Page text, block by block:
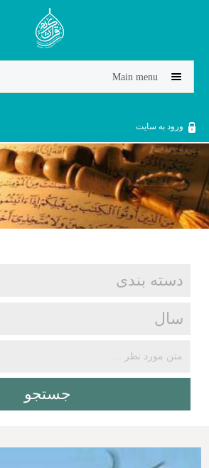
Jump to navigation
Main menu
ورود به سایت